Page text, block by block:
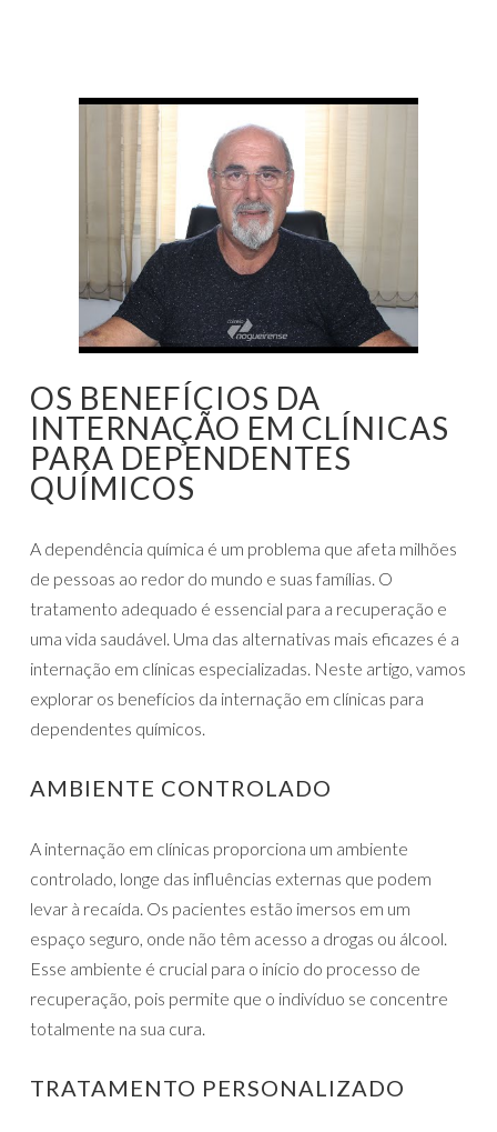
OS BENEFÍCIOS DA
INTERNAÇÃO EM CLÍNICAS
PARA DEPENDENTES
QUÍMICOS
A dependência química é um problema que afeta milhões
de pessoas ao redor do mundo e suas famílias. O
tratamento adequado é essencial para a recuperação e
uma vida saudável. Uma das alternativas mais eficazes é a
internação em clínicas especializadas. Neste artigo, vamos
explorar os benefícios da internação em clínicas para
dependentes químicos.
AMBIENTE CONTROLADO
A internação em clínicas proporciona um ambiente
controlado, longe das influências externas que podem
levar à recaída. Os pacientes estão imersos em um
espaço seguro, onde não têm acesso a drogas ou álcool.
Esse ambiente é crucial para o início do processo de
recuperação, pois permite que o indivíduo se concentre
totalmente na sua cura.
TRATAMENTO PERSONALIZADO